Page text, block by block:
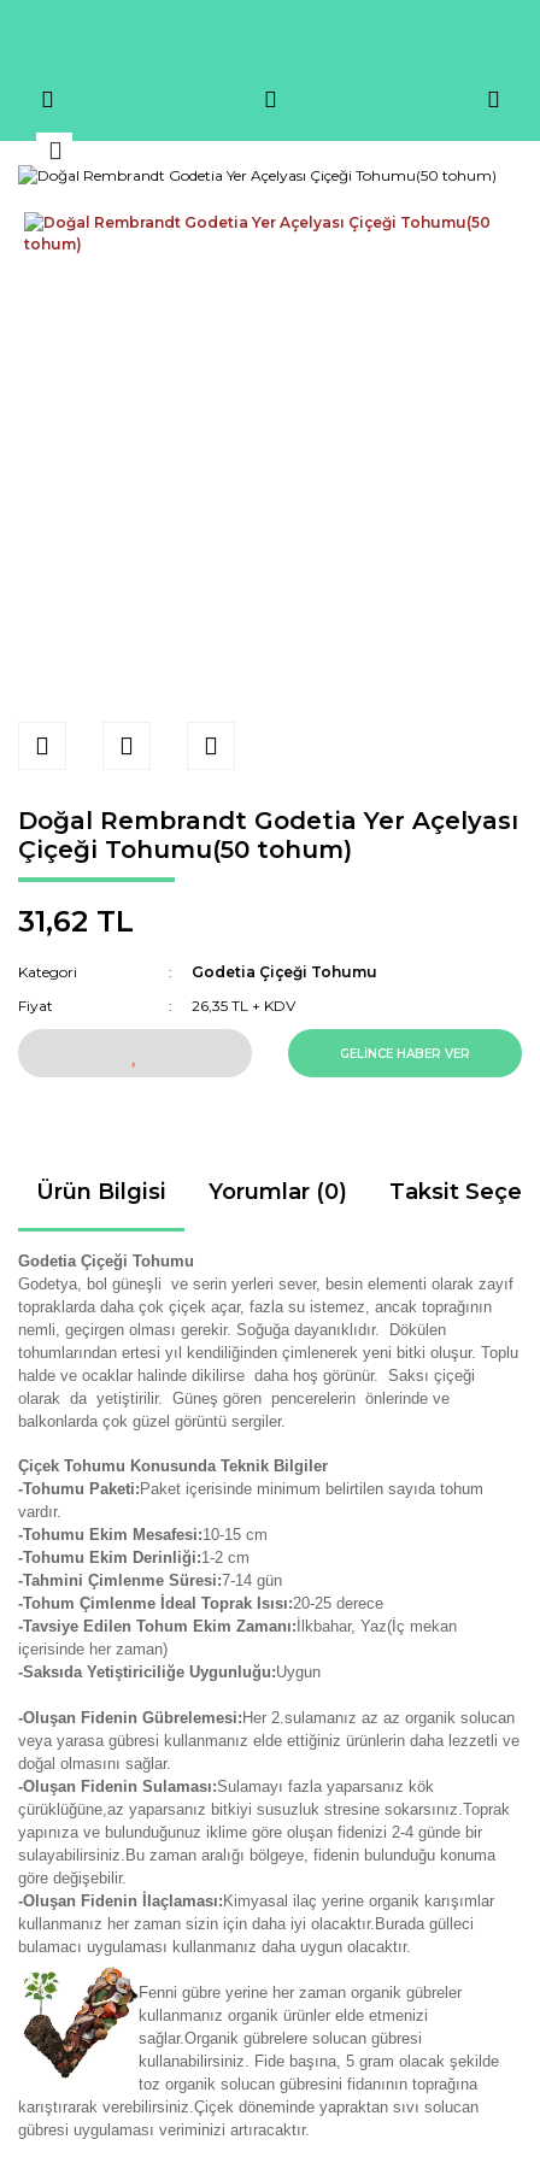
Doğal Rembrandt Godetia Yer Açelyası
Çiçeği Tohumu(50 tohum)
31,62 TL
Kategori
Godetia Çiçeği Tohumu
Fiyat
26,35 TL + KDV
GELİNCE HABER VER
Ürün Bilgisi Yorumlar (0) Taksit
Godetia Çiçeği Tohumu
Godetya, bol güneşli ve serin yerleri sever, besin elementi olarak zayıf
topraklarda daha çok çiçek açar, fazla su istemez, ancak toprağının
nemli, geçirgen olması gerekir. Soğuğa dayanıklıdır. Dökülen
tohumlarından ertesi yıl kendiliğinden çimlenerek yeni bitki oluşur. Toplu
halde ve ocaklar halinde dikilirse daha hoş görünür. Saksı çiçeği
olarak da yetiştirilir. Güneş gören pencerelerin önlerinde ve
balkonlarda çok güzel görüntü sergiler.
Çiçek Tohumu Konusunda Teknik Bilgiler
-Tohumu Paketi: Paket içerisinde minimum belirtilen sayıda tohum
vardır.
-Tohumu Ekim Mesafesi:10-15 cm
-Tohumu Ekim Derinliği:1-2 cm
-Tahmini Çimlenme Süresi:7-14 gün
-Tohum Çimlenme İdeal Toprak Isısı:20-25 derece
-Tavsiye Edilen Tohum Ekim Zamanı: İlkbahar, Yaz(İç mekan
içerisinde her zaman)
-Saksıda Yetiştiriciliğe Uygunluğu:Uygun
-Oluşan Fidenin Gübrelemesi: Her 2.sulamanız az az organik solucan
veya yarasa gübresi kullanmanız elde ettiğiniz ürünlerin daha lezzetli ve
doğal olmasını sağlar.
-Oluşan Fidenin Sulaması:Sulamayı fazla yaparsanız kök
çürüklüğüne,az yaparsanız bitkiyi susuzluk stresine sokarsınız.Toprak
yapınıza ve bulunduğunuz iklime göre oluşan fidenizi 2-4 günde bir
sulayabilirsiniz.Bu zaman aralığı bölgeye, fidenin bulunduğu konuma
göre değişebilir.
-Oluşan Fidenin İlaçlaması: Kimyasal ilaç yerine organik karışımlar
kullanmanız her zaman sizin için daha iyi olacaktır.Burada gülleci
bulamacı uygulaması kullanmanız daha uygun olacaktır.
Fenni gübre yerine her zaman organik gübreler
kullanmanız organik ürünler elde etmenizi
sağlar.Organik gübrelere solucan gübresi
kullanabilirsiniz. Fide başına, 5 gram olacak şekilde
toz organik solucan gübresini fidanının toprağına
karıştırarak verebilirsiniz.Çiçek döneminde yapraktan sıvı solucan
gübresi uygulaması veriminizi artıracaktır.